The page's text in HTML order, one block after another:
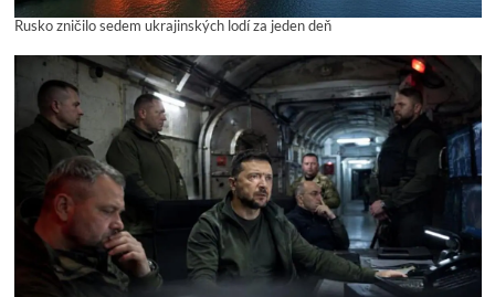
Rusko zničilo sedem ukrajinských lodí za jeden deň